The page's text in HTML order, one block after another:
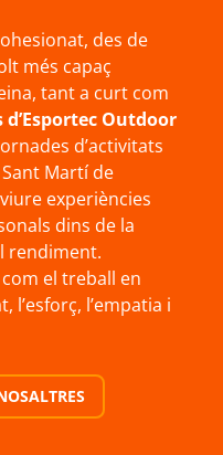
des de
més capaç
tant a curt com
d’Esportec Outdoor
d’activitats
Martí de
experiències
dins de la
rendiment.
el treball en
l’esforç, l’empatia i